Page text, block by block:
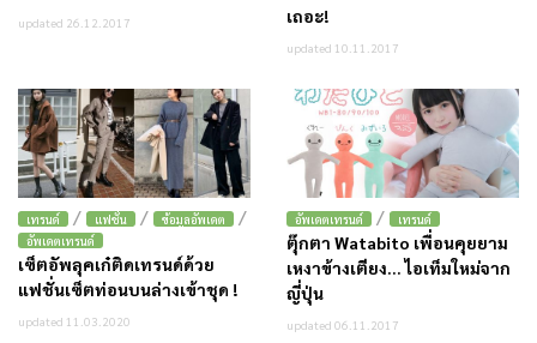
updated 26.12.2017
เถอะ!
updated 10.11.2017
เทรนด์ / แฟชั่น / ข้อมูลอัพเดต /
อัพเดตเทรนด์
เซ็ตอัพลุคเก๋ติดเทรนด์ด้วย
แฟชั่นเซ็ตท่อนบนล่างเข้าชุด !
updated 11.03.2020
อัพเดตเทรนด์ / เทรนด์
ตุ๊กตา Watabito เพื่อนคุยยาม
เหงาข้างเตียง… ไอเท็มใหม่จาก
ญี่ปุ่น
updated 06.11.2017